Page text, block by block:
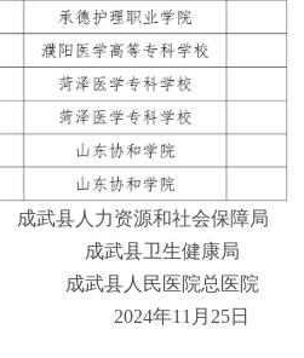
成武县人力资源和社会保障局
成武县卫生健康局
成武县人民医院总医院
2024年11月25日